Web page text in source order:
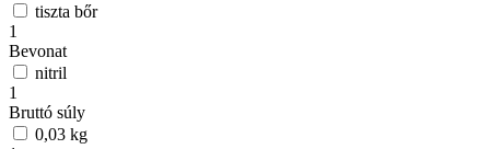
tiszta bőr
1
Bevonat
nitril
1
Bruttó súly
0,03 kg